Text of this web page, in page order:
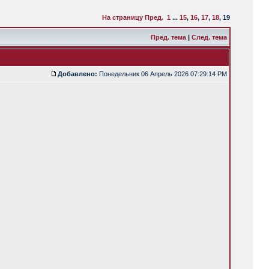
На страницу Пред. 1 ... 15, 16, 17, 18, 19
Пред. тема | След. тема
Добавлено: Понедельник 06 Апрель 2026 07:29:14 PM